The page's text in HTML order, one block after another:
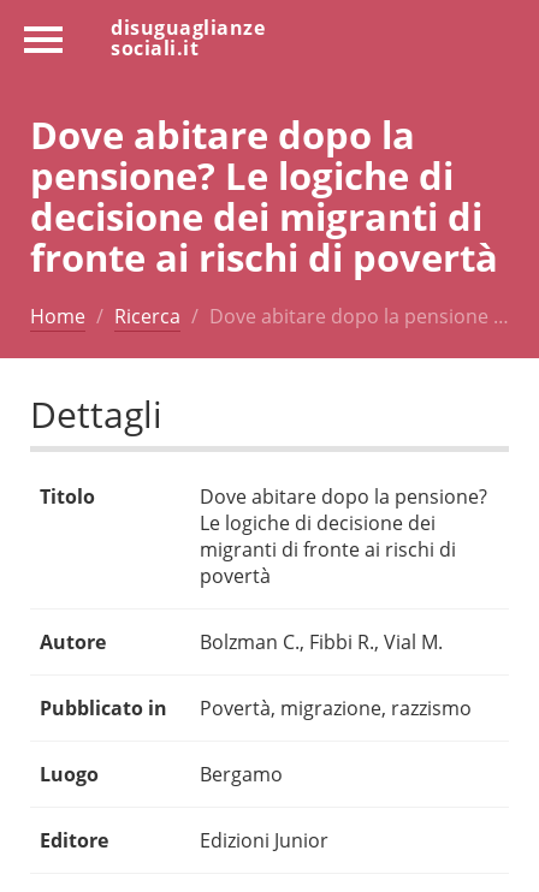
disuguaglianze
sociali.it
Dove abitare dopo la
pensione? Le logiche di
decisione dei migranti di
fronte ai rischi di povertà
Home Ricerca Dove abitare dopo la pensione …
Dettagli
Titolo
Dove abitare dopo la pensione?
Le logiche di decisione dei
migranti di fronte ai rischi di
povertà
Autore Bolzman C., Fibbi R., Vial M.
Pubblicato in Povertà, migrazione, razzismo
Luogo Bergamo
Editore Edizioni Junior